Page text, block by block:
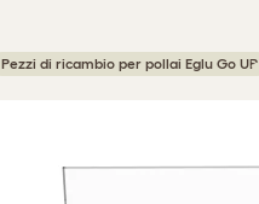
Pezzi di ricambio per pollai Eglu Go UP